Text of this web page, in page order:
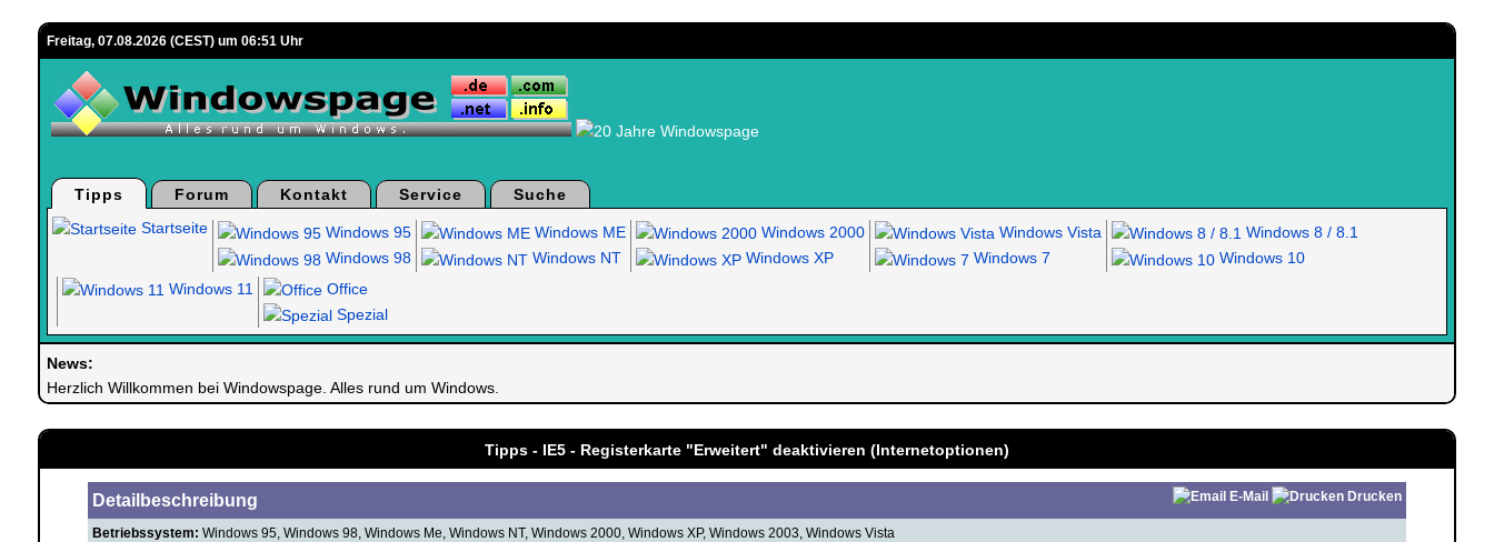
Freitag, 07.08.2026 (CEST) um 06:51 Uhr
Tipps Forum Kontakt Service
Suche
Startseite
Windows 95
Windows 98
Windows ME
Windows NT
Windows 2000
Windows XP
Windows Vista
Windows 7
Windows 8 / 8.1
Windows 10
Windows 11
Office
Spezial
News:
Herzlich Willkommen bei Windowspage. Alles rund um Windows.
Tipps - IE5 - Registerkarte "Erweitert" deaktivieren (Internetoptionen)
Detailbeschreibung E-Mail Drucken
Betriebssystem: Windows 95, Windows 98, Windows Me, Windows NT, Windows 2000, Windows XP, Windows 2003, Windows Vista